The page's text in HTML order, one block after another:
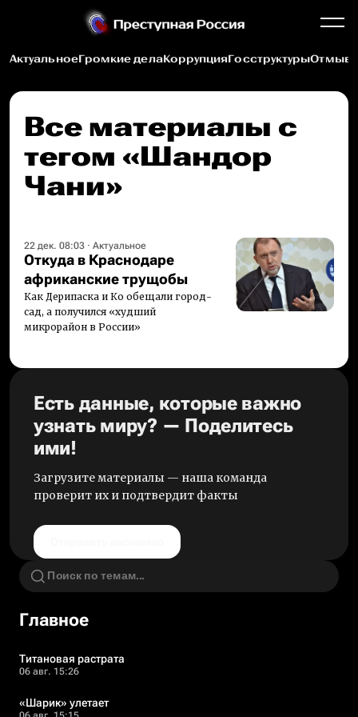
АктуальноеГромкие делаКоррупцияГосструктуры
Все материалы c
тегом «Шандор
Чани»
22 дек. 08:03 · Актуальное
Откуда в Краснодаре
африканские трущобы
Как Дерипаска и Ко обещали город-
сад, а получился «худший
микрорайон в России»
Есть данные, которые важно
узнать миру? — Поделитесь
ими!
Загрузите материалы — наша команда
проверит их и подтвердит факты
Главное
Титановая растрата
06 авг. 15:26
«Шарик» улетает